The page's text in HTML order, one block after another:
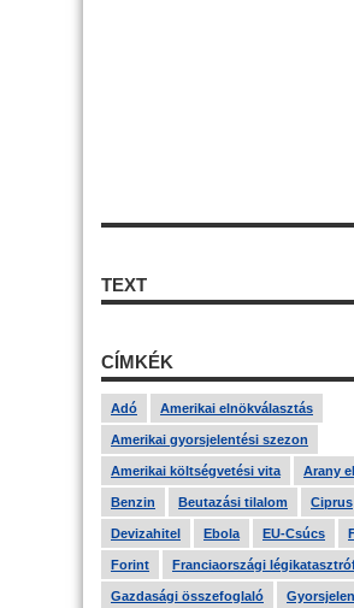
TEXT
CÍMKÉK
Adó Amerikai elnökválasztás
Amerikai gyorsjelentési szezon
Amerikai költségvetési vita Arany
Benzin Beutazási tilalom Ciprus
Devizahitel Ebola EU-Csúcs
Forint Franciaországi
Gazdasági összefoglaló